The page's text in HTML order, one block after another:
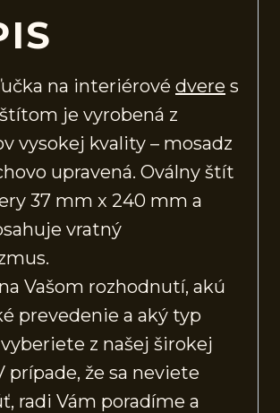
na interiérové dvere s
je vyrobená z
vysokej kvality – mosadz
upravená. Oválny štít
37 mm x 240 mm a
vratný
Vašom rozhodnutí, akú
prevedenie a aký typ
z našej širokej
prípade, že sa neviete
radi Vám poradíme a